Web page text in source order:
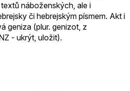
náboženských, ale i
či hebrejským písmem. Akt i
geniza (plur. genizot, z
- ukrýt, uložit).